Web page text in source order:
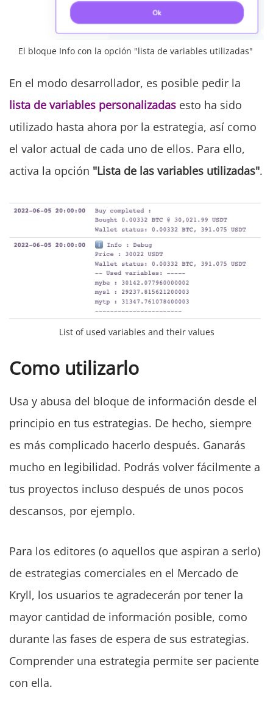
El bloque Info con la opción "lista de variables utilizadas"
En el modo desarrollador, es posible pedir la
lista de variables personalizadas esto ha sido
utilizado hasta ahora por la estrategia, así como
el valor actual de cada uno de ellos. Para ello,
activa la opción "Lista de las variables utilizadas".
List of used variables and their values
Como utilizarlo
Usa y abusa del bloque de información desde el
principio en tus estrategias. De hecho, siempre
es más complicado hacerlo después. Ganarás
mucho en legibilidad. Podrás volver fácilmente a
tus proyectos incluso después de unos pocos
descansos, por ejemplo.
Para los editores (o aquellos que aspiran a serlo)
de estrategias comerciales en el Mercado de
Kryll, los usuarios te agradecerán por tener la
mayor cantidad de información posible, como
durante las fases de espera de sus estrategias.
Comprender una estrategia permite ser paciente
con ella.